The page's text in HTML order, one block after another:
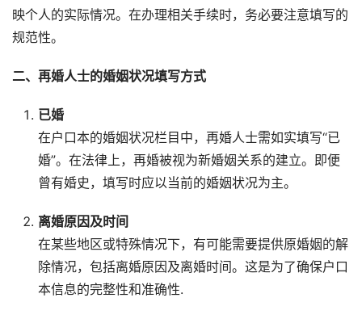
映个人的实际情况。在办理相关手续时，务必要注意填写的
规范性。
二、再婚人士的婚姻状况填写方式
已婚
在户口本的婚姻状况栏目中，再婚人士需如实填写“已
婚”。在法律上，再婚被视为新婚姻关系的建立。即便
曾有婚史，填写时应以当前的婚姻状况为主。
离婚原因及时间
在某些地区或特殊情况下，有可能需要提供原婚姻的解
除情况，包括离婚原因及离婚时间。这是为了确保户口
本信息的完整性和准确性.